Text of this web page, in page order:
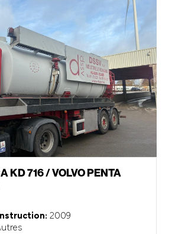
KD 716 / VOLVO PENTA
2009